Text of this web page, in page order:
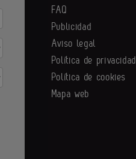
FAQ
Publicidad
Aviso legal
Política de privacidad
Política de cookies
Mapa web